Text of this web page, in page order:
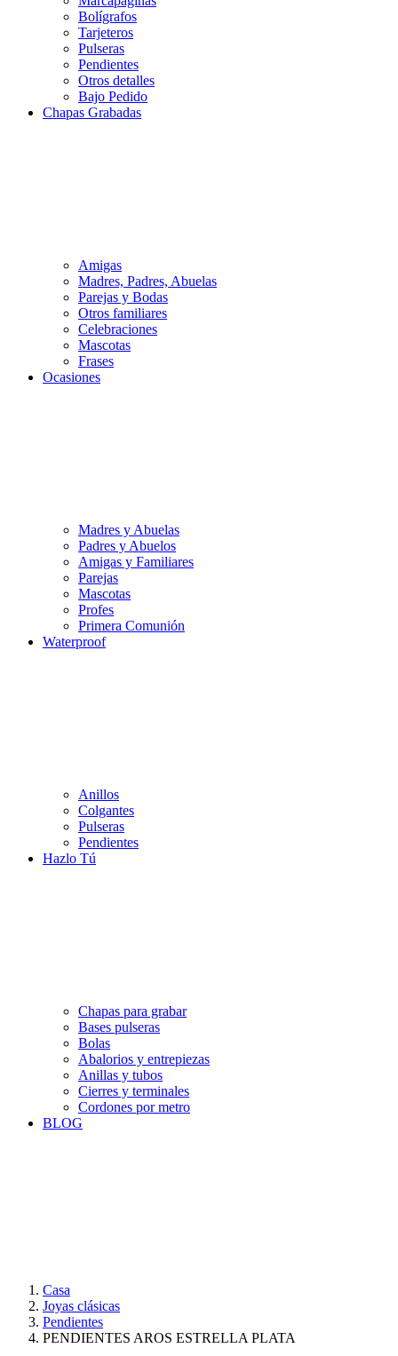
Bolígrafos
Tarjeteros
Pulseras
Pendientes
Otros detalles
Bajo Pedido
Chapas Grabadas
Amigas
Madres, Padres, Abuelas
Parejas y Bodas
Otros familiares
Celebraciones
Mascotas
Frases
Ocasiones
Madres y Abuelas
Padres y Abuelos
Amigas y Familiares
Parejas
Mascotas
Profes
Primera Comunión
Waterproof
Anillos
Colgantes
Pulseras
Pendientes
Hazlo Tú
Chapas para grabar
Bases pulseras
Bolas
Abalorios y entrepiezas
Anillas y tubos
Cierres y terminales
Cordones por metro
BLOG
Casa
Joyas clásicas
Pendientes
PENDIENTES AROS ESTRELLA PLATA